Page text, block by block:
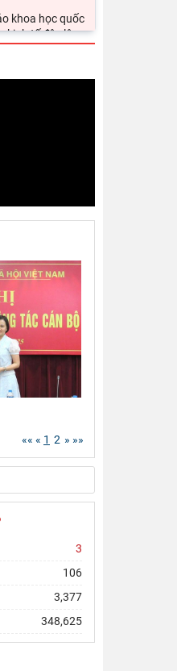
làm việc với Sở…
trực Hội đồng
Trung ương làm
Tiểu ban Văn…
Viện Hàn lâm
xã hội Việt
chức Hội nghị…
nhân văn hóa
Đôn - Di sản và…
lâm Khoa học
nghiên
xã hội Việt
và làm việc…
«« « 1 2 » »»
3
106
3,377
348,625